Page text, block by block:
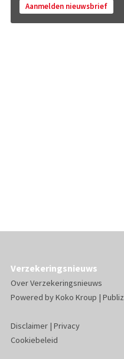
Aanmelden nieuwsbrief
Verzekeringsnieuws
Over Verzekeringsnieuws
Powered byKoko Kroup | Publiz
Disclaimer| Privacy
Cookiebeleid